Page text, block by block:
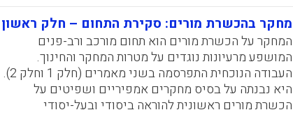
WhatsApp
Facebook
Email
X
מחקר בהכשרת מורים: סקירת התחום – חלק ראשון
המחקר על הכשרת מורים הוא תחום מורכב ורב-פנים
המושפע מרעיונות נוגדים על מטרות המחקר והחינוך.
העבודה הנוכחית התפרסמה בשני מאמרים (חלק 1 וחלק 2).
היא נבנתה על בסיס מחקרים אמפיריים ושפיטים על
הכשרת מורים ראשונית להוראה ביסודי ובעל-יסודי